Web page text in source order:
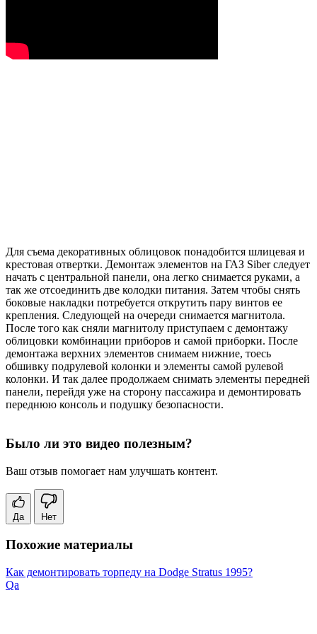
Для съема декоративных облицовок понадобится шлицевая и
крестовая отвертки. Демонтаж элементов на ГАЗ Siber следует
начать с центральной панели, она легко снимается руками, а
так же отсоединить две колодки питания. Затем чтобы снять
боковые накладки потребуется открутить пару винтов ее
крепления. Следующей на очереди снимается магнитола.
После того как сняли магнитолу приступаем с демонтажу
облицовки комбинации приборов и самой приборки. После
демонтажа верхних элементов снимаем нижние, тоесь
обшивку подрулевой колонки и элементы самой рулевой
колонки. И так далее продолжаем снимать элементы передней
панели, перейдя уже на сторону пассажира и демонтировать
переднюю консоль и подушку безопасности.
Было ли это видео полезным?
Ваш отзыв помогает нам улучшать контент.
Да Нет
Похожие материалы
Как демонтировать торпеду на Dodge Stratus 1995?
Qa